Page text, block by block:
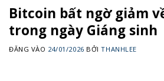
Bitcoin bất ngờ giảm
trong ngày Giáng sinh
ĐĂNG VÀO 24/01/2026 BỞITHANHLEE